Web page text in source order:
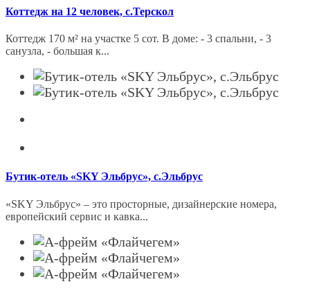
Коттедж на 12 человек, с.Терскол
Коттедж 170 м² на участке 5 сот. B дoмe: - 3 спальни, - 3
санузла, - бoльшaя к...
Бутик-отель «SKY Эльбрус», с.Эльбрус
«SKY Эльбрус» – это просторные, дизайнерские номера,
европейский сервис и кавка...